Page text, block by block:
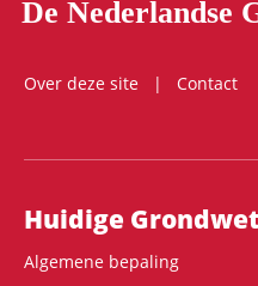
De Nederlandse
Over deze site
Contact
Hoofdnavigatie
Huidige Grondwet
Algemene bepaling